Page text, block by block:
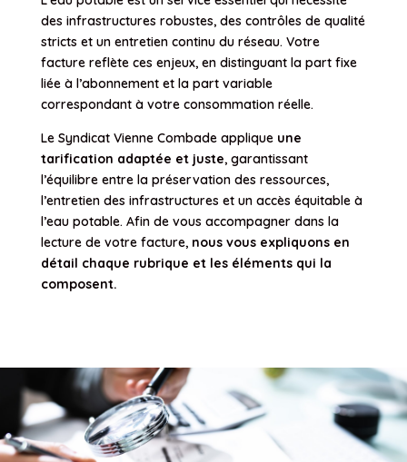
des infrastructures robustes, des contrôles de qualité
stricts et un entretien continu du réseau. Votre
facture reflète ces enjeux, en distinguant la part fixe
liée à l’abonnement et la part variable
correspondant à votre consommation réelle.
Le Syndicat Vienne Combade applique une
tarification adaptée et juste, garantissant
l’équilibre entre la préservation des ressources,
l’entretien des infrastructures et un accès équitable à
l’eau potable. Afin de vous accompagner dans la
lecture de votre facture, nous vous expliquons en
détail chaque rubrique et les éléments qui la
composent.